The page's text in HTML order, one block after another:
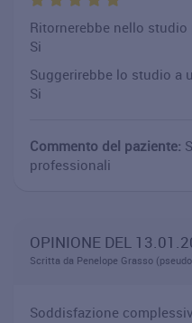
Ritornerebbe nello
Si
Suggerirebbe lo studio a
Si
Commento del paziente:
professionali
OPINIONE DEL
Scritta da Penelope Grasso
Soddisfazione